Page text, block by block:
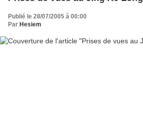
Publié le 28/07/2005 à 00:00
Par Hesiem